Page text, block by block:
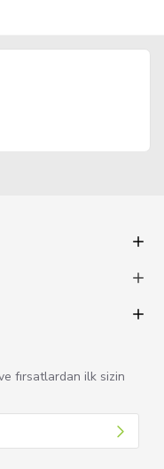
fırsatlardan ilk sizin